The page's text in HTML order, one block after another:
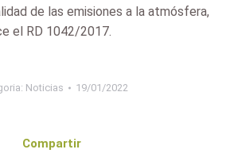
de las emisiones a la atmósfera,
el RD 1042/2017.
Noticias 19/01/2022
Compartir